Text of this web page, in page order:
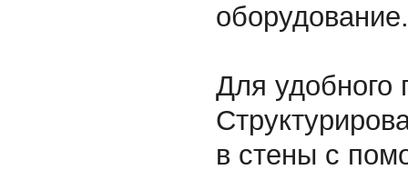
оборудование.
Для удобного
в стены с